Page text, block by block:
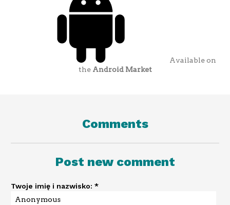
Available on
the Android Market
Comments
Post new comment
Twoje imię i nazwisko: *